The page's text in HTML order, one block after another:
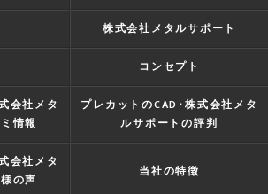
株式会社メタルサポート
コンセプト
会社メタ
情報
プレカットのCAD･株式会社メタ
ルサポートの評判
会社メタ
の声
当社の特徴